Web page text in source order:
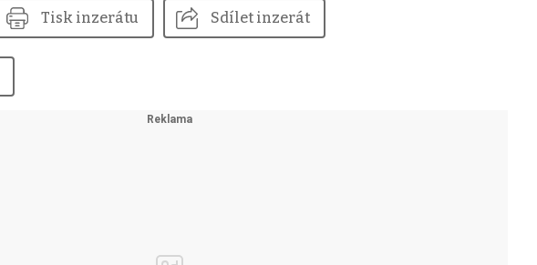
Tisk inzerátu Sdílet inzerát